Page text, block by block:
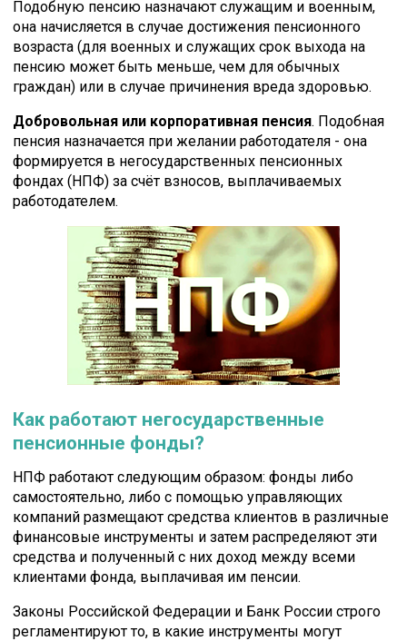
Подобную пенсию назначают служащим и военным,
она начисляется в случае достижения пенсионного
возраста (для военных и служащих срок выхода на
пенсию может быть меньше, чем для обычных
граждан) или в случае причинения вреда здоровью.
Добровольная или корпоративная пенсия. Подобная
пенсия назначается при желании работодателя - она
формируется в негосударственных пенсионных
фондах (НПФ) за счёт взносов, выплачиваемых
работодателем.
Как работают негосударственные
пенсионные фонды?
НПФ работают следующим образом: фонды либо
самостоятельно, либо с помощью управляющих
компаний размещают средства клиентов в различные
финансовые инструменты и затем распределяют эти
средства и полученный с них доход между всеми
клиентами фонда, выплачивая им пенсии.
Законы Российской Федерации и Банк России строго
регламентируют то, в какие инструменты могут